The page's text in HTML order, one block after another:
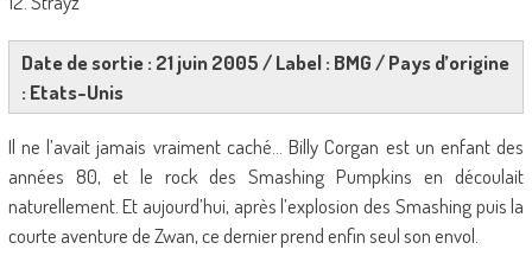
Date de sortie : 21 juin 2005 / Label : BMG / Pays d’origine
: Etats-Unis
Il ne l’avait jamais vraiment caché… Billy Corgan est un enfant des
années 80, et le rock des Smashing Pumpkins en découlait
naturellement. Et aujourd’hui, après l’explosion des Smashing puis la
courte aventure de Zwan, ce dernier prend enfin seul son envol.